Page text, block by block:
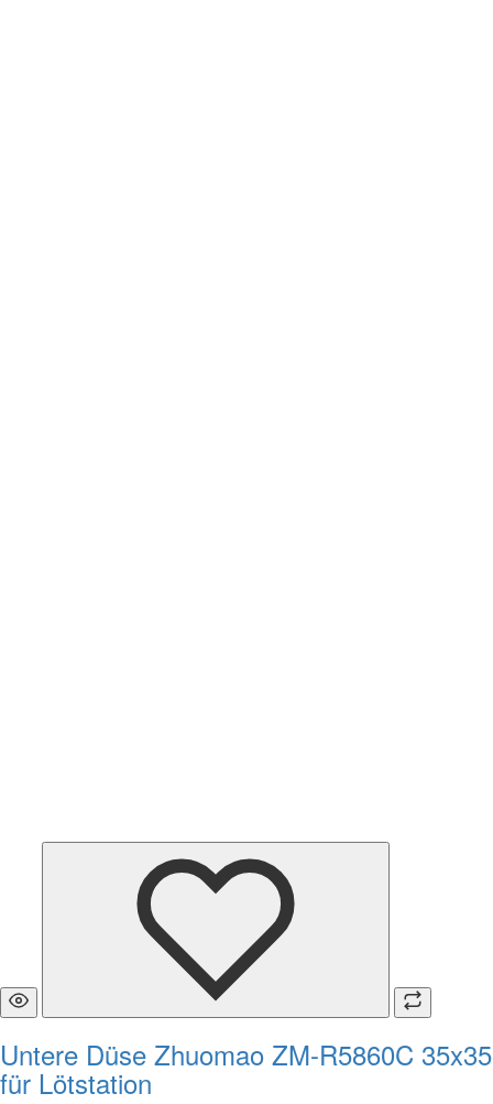
Untere Düse Zhuomao ZM-R5860C 35x35
für Lötstation